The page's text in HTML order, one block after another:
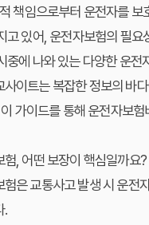
책임으로부터 운전자를
고 있어, 운전자보험의 필요
중에 나와 있는 다양한 운
사이트는 복잡한 정보의 바
가이드를 통해 운전자보
험, 어떤 보장이 핵심일까요?
험은 교통사고 발생 시 운전
.